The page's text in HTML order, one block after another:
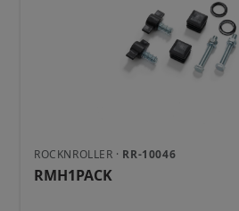
ROCKNROLLER · RR-10046
RMH1PACK